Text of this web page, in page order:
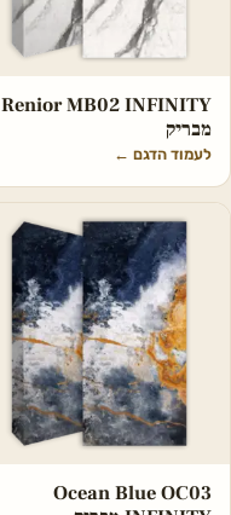
Renior MB02 INFINITY
מבריק
לעמוד הדגם ←
Ocean Blue OC03